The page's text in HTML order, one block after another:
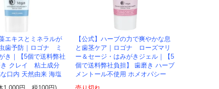
エキスとミネラルが
歯予防｜ロゴナ ミ
き｜【5個で送料弊社
き クレイ 粘土成分
口内 天然由来 海塩
【公式】ハーブの力で爽やかな息
と歯茎ケア｜ロゴナ ローズマリ
ー＆セージ・はみがきジェル｜【5
個で送料弊社負担】 歯磨き ハーブ
メントール不使用 ホメオパシー